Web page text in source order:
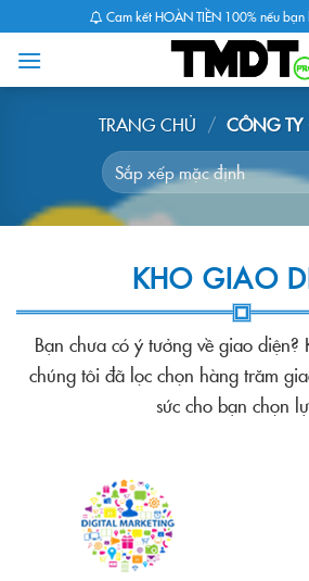
content
Cam kết HOÀN TIỀN 100% nếu
TRANG CHỦ / CÔNG TY
KHO GIAO
Bạn chưa có ý tưởng về giao
chúng tôi đã lọc chọn hàng trăm
sức cho bạn chọn